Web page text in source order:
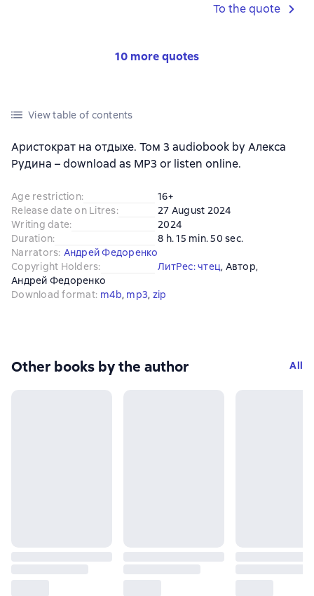
To the quote
10 more quotes
View table of contents
Аристократ на отдыхе. Том 3 audiobook by Алекса
Рудина – download as MP3 or listen online.
Age restriction:
16+
Release date on Litres:
27 August 2024
Writing date:
2024
Duration:
8 h. 15 min. 50 sec.
Narrators: Андрей Федоренко
Copyright Holders: ЛитРес: чтец, Автор,
Андрей Федоренко
Download format: m4b, mp3, zip
Other books by the author All